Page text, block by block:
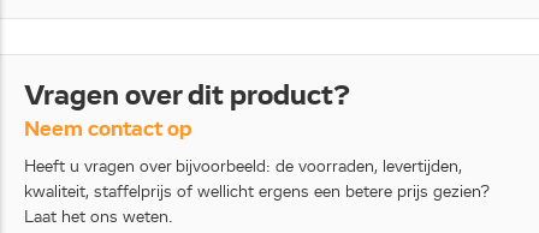
Vragen over dit product?
Neem contact op
Heeft u vragen over bijvoorbeeld: de voorraden, levertijden,
kwaliteit, staffelprijs of wellicht ergens een betere prijs gezien?
Laat het ons weten.